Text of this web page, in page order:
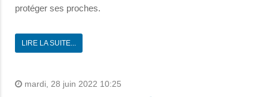
protéger ses proches.
LIRE LA SUITE...
mardi, 28 juin 2022 10:25